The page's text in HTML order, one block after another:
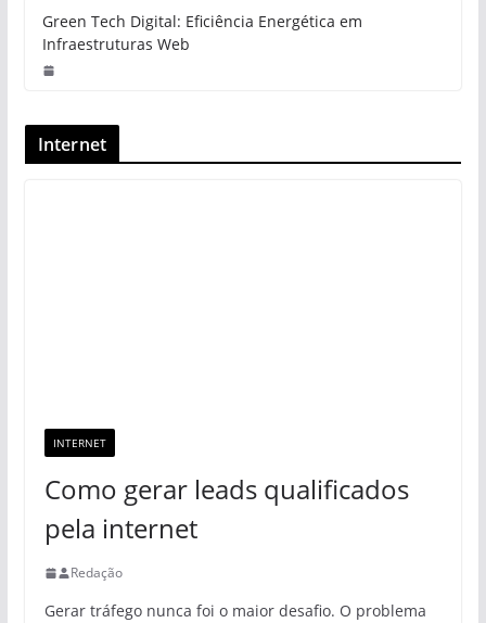
Green Tech Digital: Eficiência Energética em
Infraestruturas Web
Internet
INTERNET
Como gerar leads qualificados
pela internet
Redação
Gerar tráfego nunca foi o maior desafio. O problema